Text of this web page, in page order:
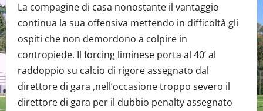
La compagine di casa nonostante il vantaggio
continua la sua offensiva mettendo in difficoltà gli
ospiti che non demordono a colpire in
contropiede. Il forcing liminese porta al 40’ al
raddoppio su calcio di rigore assegnato dal
direttore di gara ,nell’occasione troppo severo il
direttore di gara per il dubbio penalty assegnato